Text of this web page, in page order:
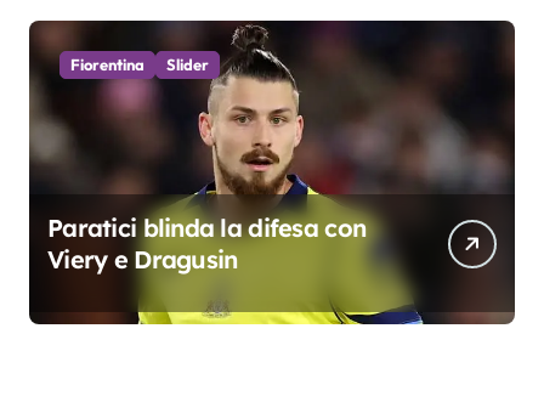
Fiorentina Slider
Paratici blinda la difesa con
Viery e Dragusin